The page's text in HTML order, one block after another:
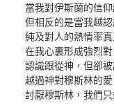
當我對伊斯蘭的信
但相反的是當我越
純及對人的熱情率
在我心裏形成強烈
認識跟從神，但卻
越過神對穆斯林的
討厭穆斯林，我們